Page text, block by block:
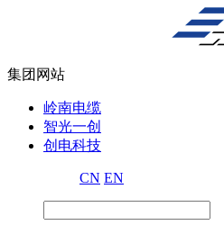
集团网站
岭南电缆
智光一创
创电科技
CN EN